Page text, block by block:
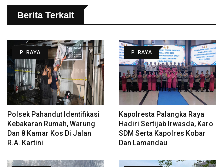
Berita Terkait
P. RAYA
Polsek Pahandut Identifikasi
Kebakaran Rumah, Warung
Dan 8 Kamar Kos Di Jalan
R.A. Kartini
P. RAYA
Kapolresta Palangka Raya
Hadiri Sertijab Irwasda, Karo
SDM Serta Kapolres Kobar
Dan Lamandau